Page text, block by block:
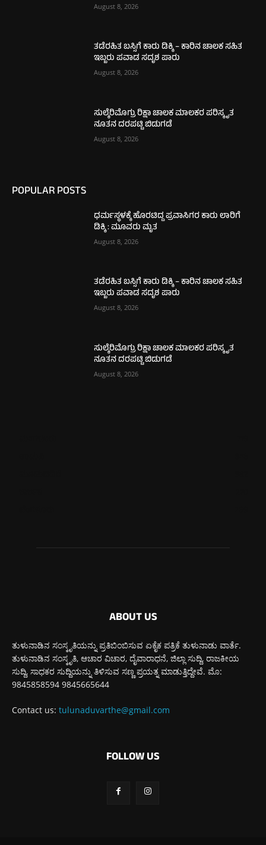
August 8, 2026
ತಡೆರಹಿತ ಬಸ್ಸಿಗೆ ಕಾರು ಡಿಕ್ಕಿ – ಕಾರಿನ ಚಾಲಕ ಸಹಿತ
ಇಬ್ಬರು ಪವಾಡ ಸದೃಶ ಪಾರು
August 8, 2026
ಸುಲ್ಕೆರಿಮೊಗ್ರು ರಿಕ್ಷಾ ಚಾಲಕ ಮಾಲಕರ ಪರಿಸ್ಕೃತ
ನೂತನ ದರಪಟ್ಟಿ ಬಿಡುಗಡೆ
August 8, 2026
POPULAR POSTS
ಧರ್ಮಸ್ಥಳಕ್ಕೆ ಹೊರಟಿದ್ದ ಪ್ರವಾಸಿಗರ ಕಾರು ಲಾರಿಗೆ
ಡಿಕ್ಕಿ : ಮೂವರು ಮೃತ
August 8, 2026
ತಡೆರಹಿತ ಬಸ್ಸಿಗೆ ಕಾರು ಡಿಕ್ಕಿ – ಕಾರಿನ ಚಾಲಕ ಸಹಿತ
ಇಬ್ಬರು ಪವಾಡ ಸದೃಶ ಪಾರು
August 8, 2026
ಸುಲ್ಕೆರಿಮೊಗ್ರು ರಿಕ್ಷಾ ಚಾಲಕ ಮಾಲಕರ ಪರಿಸ್ಕೃತ
ನೂತನ ದರಪಟ್ಟಿ ಬಿಡುಗಡೆ
August 8, 2026
ABOUT US
ತುಳುನಾಡಿನ ಸಂಸ್ಕೃತಿಯನ್ನು ಪ್ರತಿಬಿಂಬಿಸುವ ಏಕೈಕ ಪತ್ರಿಕೆ ತುಳುನಾಡು ವಾರ್ತೆ.
ತುಳುನಾಡಿನ ಸಂಸ್ಕೃತಿ, ಆಚಾರ ವಿಚಾರ, ದೈವಾರಾಧನೆ, ಜಿಲ್ಲಾ ಸುದ್ದಿ, ರಾಜಕೀಯ
ಸುದ್ದಿ, ಸಾಧಕರ ಸುದ್ದಿಯನ್ನು ತಿಳಿಸುವ ಸಣ್ಣ ಪ್ರಯತ್ನ ಮಾಡುತ್ತಿದ್ದೇವೆ. ಮೊ:
9845858594 9845665644
Contact us: tulunaduvarthe@gmail.com
FOLLOW US